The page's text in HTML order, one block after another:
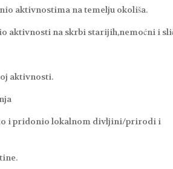
aktivnostima na temelju okoliša.
aktivnosti na skrbi starijih,nemoćni i
aktivnosti.
i pridonio lokalnom divljini/prirodi i